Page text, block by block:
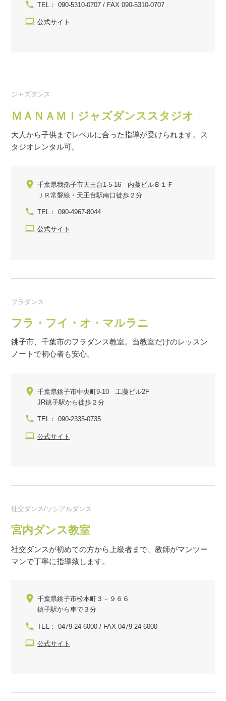
TEL： 090-5310-0707 / FAX 090-5310-0707
公式サイト
ジャズダンス
ＭＡＮＡＭＩジャズダンススタジオ
大人から子供までレベルに合った指導が受けられます。ス
タジオレンタル可。
千葉県我孫子市天王台1-5-16 内藤ビルＢ１Ｆ
ＪＲ常磐線・天王台駅南口徒歩２分
TEL： 090-4967-8044
公式サイト
フラダンス
フラ・フイ・オ・マルラニ
銚子市、千葉市のフラダンス教室。当教室だけのレッスン
ノートで初心者も安心。
千葉県銚子市中央町9-10 工藤ビル2F
JR銚子駅から徒歩２分
TEL： 090-2335-0735
公式サイト
社交ダンス/ソシアルダンス
宮内ダンス教室
社交ダンスが初めての方から上級者まで、教師がマンツー
マンで丁寧に指導致します。
千葉県銚子市松本町３－９６６
銚子駅から車で３分
TEL： 0479-24-6000 / FAX 0479-24-6000
公式サイト